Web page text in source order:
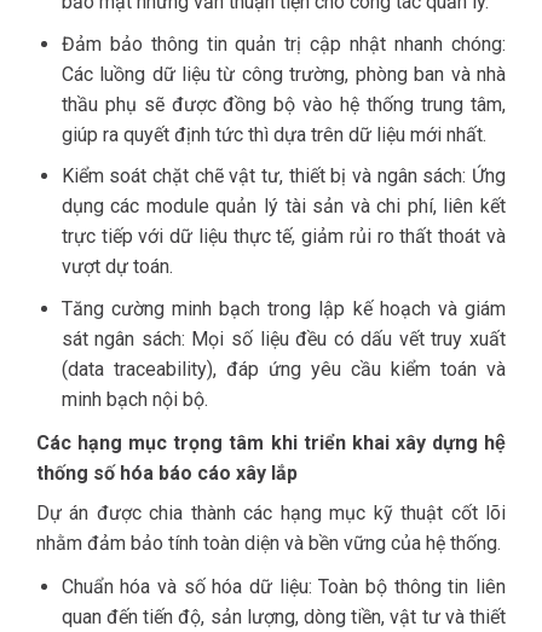
Đảm bảo thông tin quản trị cập nhật nhanh chóng:
Các luồng dữ liệu từ công trường, phòng ban và nhà
thầu phụ sẽ được đồng bộ vào hệ thống trung tâm,
giúp ra quyết định tức thì dựa trên dữ liệu mới nhất.
Kiểm soát chặt chẽ vật tư, thiết bị và ngân sách: Ứng
dụng các module quản lý tài sản và chi phí, liên kết
trực tiếp với dữ liệu thực tế, giảm rủi ro thất thoát và
vượt dự toán.
Tăng cường minh bạch trong lập kế hoạch và giám
sát ngân sách: Mọi số liệu đều có dấu vết truy xuất
(data traceability), đáp ứng yêu cầu kiểm toán và
minh bạch nội bộ.
Các hạng mục trọng tâm khi triển khai xây dựng hệ
thống số hóa báo cáo xây lắp
Dự án được chia thành các hạng mục kỹ thuật cốt lõi
nhằm đảm bảo tính toàn diện và bền vững của hệ thống.
Chuẩn hóa và số hóa dữ liệu: Toàn bộ thông tin liên
quan đến tiến độ, sản lượng, dòng tiền, vật tư và thiết